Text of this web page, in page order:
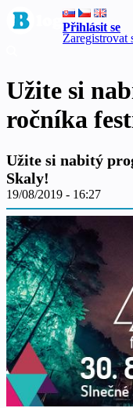
Přihlásit se
Zaregistrovat
Užite si
ročníka
Užite si nabitý
Skaly!
19/08/2019 - 16:27